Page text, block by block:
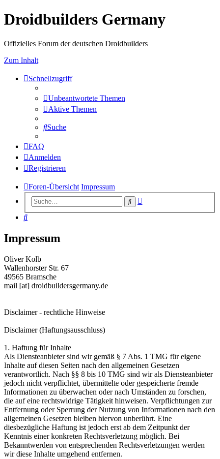
Droidbuilders Germany
Offizielles Forum der deutschen Droidbuilders
Zum Inhalt
Schnellzugriff
Unbeantwortete Themen
Aktive Themen
Suche
FAQ
Anmelden
Registrieren
Foren-Übersicht Impressum
Suche
Suche
Impressum
Oliver Kolb
Wallenhorster Str. 67
49565 Bramsche
mail [at] droidbuildersgermany.de
Disclaimer - rechtliche Hinweise
Disclaimer (Haftungsausschluss)
1. Haftung für Inhalte
Als Diensteanbieter sind wir gemäß § 7 Abs. 1 TMG für eigene
Inhalte auf diesen Seiten nach den allgemeinen Gesetzen
verantwortlich. Nach §§ 8 bis 10 TMG sind wir als Diensteanbieter
jedoch nicht verpflichtet, übermittelte oder gespeicherte fremde
Informationen zu überwachen oder nach Umständen zu forschen,
die auf eine rechtswidrige Tätigkeit hinweisen. Verpflichtungen zur
Entfernung oder Sperrung der Nutzung von Informationen nach den
allgemeinen Gesetzen bleiben hiervon unberührt. Eine
diesbezügliche Haftung ist jedoch erst ab dem Zeitpunkt der
Kenntnis einer konkreten Rechtsverletzung möglich. Bei
Bekanntwerden von entsprechenden Rechtsverletzungen werden
wir diese Inhalte umgehend entfernen.